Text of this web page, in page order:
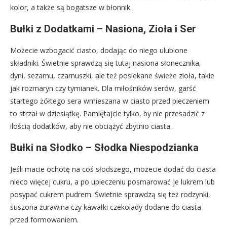
kolor, a także są bogatsze w błonnik.
Bułki z Dodatkami – Nasiona, Zioła i Ser
Możecie wzbogacić ciasto, dodając do niego ulubione
składniki. Świetnie sprawdzą się tutaj nasiona słonecznika,
dyni, sezamu, czarnuszki, ale też posiekane świeże zioła, takie
jak rozmaryn czy tymianek. Dla miłośników serów, garść
startego żółtego sera wmieszana w ciasto przed pieczeniem
to strzał w dziesiątkę. Pamiętajcie tylko, by nie przesadzić z
ilością dodatków, aby nie obciążyć zbytnio ciasta.
Bułki na Słodko – Słodka Niespodzianka
Jeśli macie ochotę na coś słodszego, możecie dodać do ciasta
nieco więcej cukru, a po upieczeniu posmarować je lukrem lub
posypać cukrem pudrem. Świetnie sprawdzą się też rodzynki,
suszona żurawina czy kawałki czekolady dodane do ciasta
przed formowaniem.